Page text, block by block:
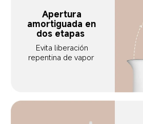
Apertura
amortiguada en
dos etapas
Evita liberación
repentina de vapor